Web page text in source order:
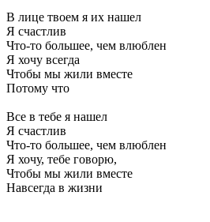
В лице твоем я их нашел
Я счастлив
Что-то большее, чем влюблен
Я хочу всегда
Чтобы мы жили вместе
Потому что
Все в тебе я нашел
Я счастлив
Что-то большее, чем влюблен
Я хочу, тебе говорю,
Чтобы мы жили вместе
Навсегда в жизни